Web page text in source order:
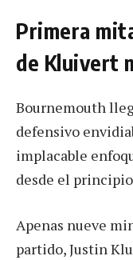
Primera
de Kluivert
Bournemouth
defensivo
implacable
desde el
Apenas nueve
partido, Justin